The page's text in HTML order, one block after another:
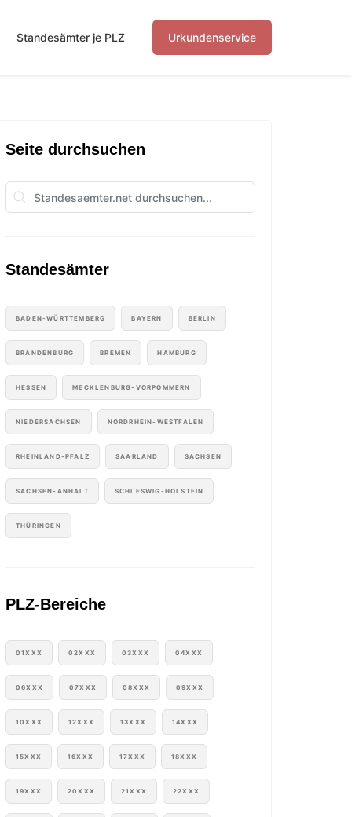
Standesämter je PLZ Urkundenservice
Seite durchsuchen
Standesämter
BADEN-WÜRTTEMBERG BAYERN BERLIN
BRANDENBURG BREMEN HAMBURG
HESSEN MECKLENBURG-VORPOMMERN
NIEDERSACHSEN NORDRHEIN-WESTFALEN
RHEINLAND-PFALZ SAARLAND SACHSEN
SACHSEN-ANHALT SCHLESWIG-HOLSTEIN
THÜRINGEN
PLZ-Bereiche
01XXX 02XXX 03XXX 04XXX
06XXX 07XXX 08XXX 09XXX
10XXX 12XXX 13XXX 14XXX
15XXX 16XXX 17XXX 18XXX
19XXX 20XXX 21XXX 22XXX